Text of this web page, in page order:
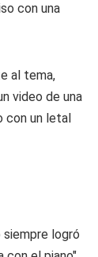
con una
al tema,
video de una
con un letal
siempre logró